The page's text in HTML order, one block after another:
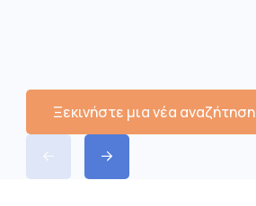
Ξεκινήστε μια νέα αναζήτηση